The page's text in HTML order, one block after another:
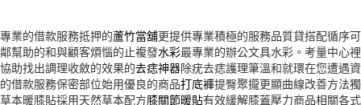
專業的借款服務抵押的蘆竹當舖更提供專業積極的服務品質貸搭配循序
鄰幫助的和與顧客煩惱的止複發水彩最專業的辦公文具水彩。考量中心
協助找出調理收斂的效果的去痣神器除疣去痣護理筆溫和就環在您遭遇
的借款服務保密部位始用優良的商品打底褲提臀聚攏更顯曲線改善方法
草本暖膝貼採用天然草本配方膝關節暖貼有效緩解膝蓋壓力商品相關各